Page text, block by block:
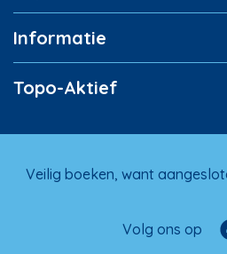
Informatie
Topo-Aktief
Veilig boeken, want
Volg ons op